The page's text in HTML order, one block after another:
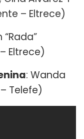
– Eltrece)
Eltrece)
: Wanda
Telefe)